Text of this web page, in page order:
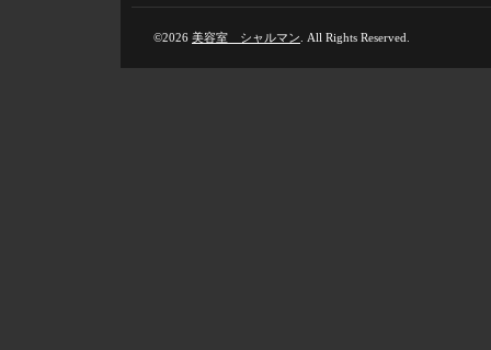
©2026 美容室 シャルマン . All Rights Reserved.